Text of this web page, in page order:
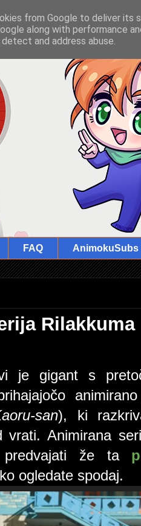
FAQ AnimokuSubs
je gigant s
san), ki
vrati. Animirana
predvajati že ta
ogledate spodaj.
from Google to deliver its
along with performance
and address abuse.